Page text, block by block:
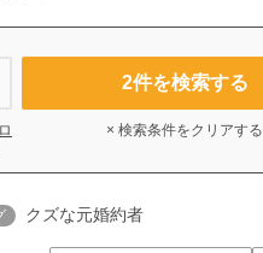
ロ
2件を検索する
× 検索条件をクリアする
クズな元婚約者